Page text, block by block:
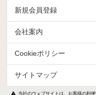
新規会員登録
会社案内
Cookieポリシー
サイトマップ
当社のウェブサイトは、お客様の利